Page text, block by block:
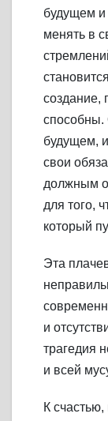
будущем и
менять в
создание,
способны.
будущем,
свои
должным
для того,
который
Эта
и
трагедия
и всей
К